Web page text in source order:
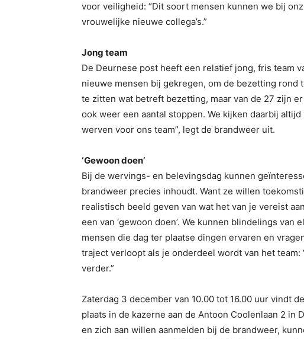
voor veiligheid: “Dit soort mensen kunnen we bij
vrouwelijke nieuwe collega’s.”
Jong team
De Deurnese post heeft een relatief jong, fris team
nieuwe mensen bij gekregen, om de bezetting
te zitten wat betreft bezetting, maar van de 27 zijn
ook weer een aantal stoppen. We kijken daarbij
werven voor ons team”, legt de brandweer uit.
‘Gewoon doen’
Bij de wervings- en belevingsdag kunnen
brandweer precies inhoudt. Want ze willen
realistisch beeld geven van wat het van je vereist
een van ‘gewoon doen’. We kunnen blindelings van
mensen die dag ter plaatse dingen ervaren en
traject verloopt als je onderdeel wordt van het
verder.”
Zaterdag 3 december van 10.00 tot 16.00 uur vindt
plaats in de kazerne aan de Antoon Coolenlaan 2 in
en zich aan willen aanmelden bij de brandweer,